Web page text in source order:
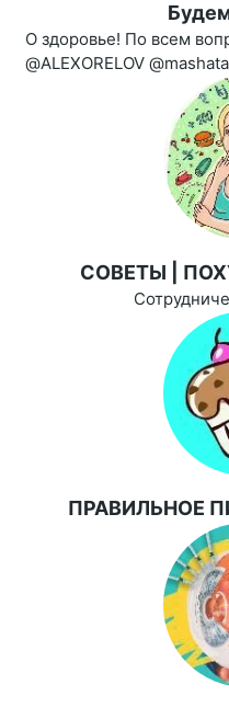
О здоровье! По всем
@ALEXORELOV @mashata
СОВЕТЫ |
ПРАВИЛЬНОЕ